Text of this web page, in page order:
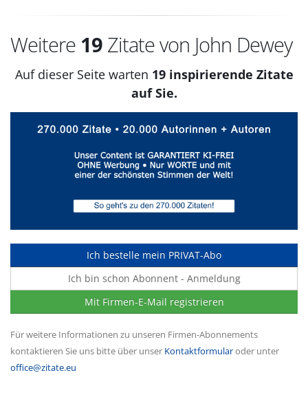
Weitere 19 Zitate von John Dewey
Auf dieser Seite warten 19 inspirierende Zitate
auf Sie.
Ich bestelle mein PRIVAT-Abo
Ich bin schon Abonnent - Anmeldung
Mit Firmen-E-Mail registrieren
Für weitere Informationen zu unseren Firmen-Abonnements
kontaktieren Sie uns bitte über unser Kontaktformularoder unter
office@zitate.eu